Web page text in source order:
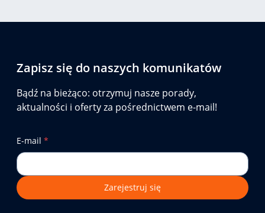
Zapisz się do naszych komunikatów
Bądź na bieżąco: otrzymuj nasze porady,
aktualności i oferty za pośrednictwem e-mail!
E-mail *
Zarejestruj się